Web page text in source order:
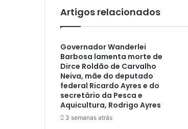
Artigos relacionados
Governador Wanderlei
Barbosa lamenta morte de
Dirce Roldão de Carvalho
Neiva, mãe do deputado
federal Ricardo Ayres e do
secretário da Pesca e
Aquicultura, Rodrigo Ayres
3 semanas atrás